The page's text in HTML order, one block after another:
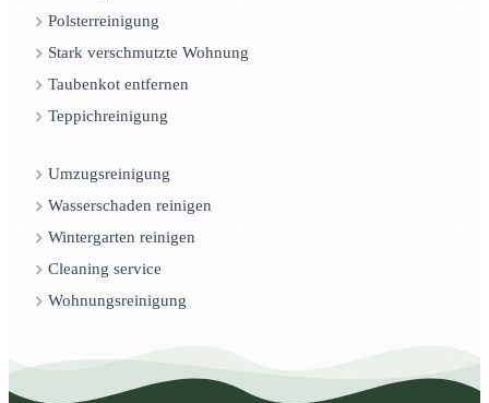
Polsterreinigung
Stark verschmutzte Wohnung
Taubenkot entfernen
Teppichreinigung
Umzugsreinigung
Wasserschaden reinigen
Wintergarten reinigen
Cleaning service
Wohnungsreinigung